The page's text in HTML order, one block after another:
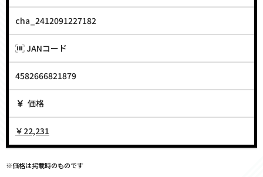
cha_2412091227182
JANコード
4582666821879
価格
￥22,231
※価格は掲載時のものです